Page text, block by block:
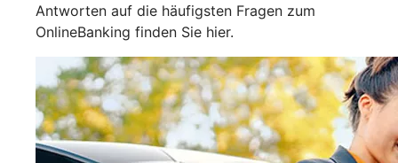
Antworten auf die häufigsten Fragen zum
OnlineBanking finden Sie hier.